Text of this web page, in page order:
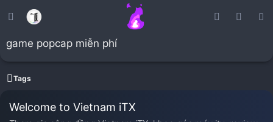
game popcap miễn phí
Tags
Welcome to Vietnam iTX